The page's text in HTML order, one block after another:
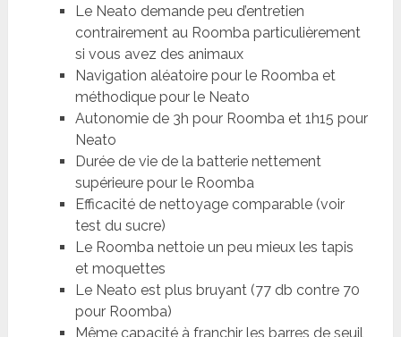
Le Neato demande peu d’entretien
contrairement au Roomba particulièrement
si vous avez des animaux
Navigation aléatoire pour le Roomba et
méthodique pour le Neato
Autonomie de 3h pour Roomba et 1h15 pour
Neato
Durée de vie de la batterie nettement
supérieure pour le Roomba
Efficacité de nettoyage comparable (voir
test du sucre)
Le Roomba nettoie un peu mieux les tapis
et moquettes
Le Neato est plus bruyant (77 db contre 70
pour Roomba)
Même capacité à franchir les barres de seuil